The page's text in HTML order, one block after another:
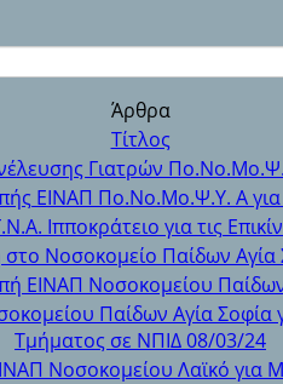
Άρθρα
Τίτλος
Γιατρών
ΕΙΝΑΠ Πο.Νο.Μο.Ψ.Υ. Α
Ιπποκράτειο για τις
στο Νοσοκομείο Παίδων
ΕΙΝΑΠ Νοσοκομείου
Παίδων Αγία
Τμήματος σε ΝΠΙΔ 08/03/24
Νοσοκομείου Λαϊκό για